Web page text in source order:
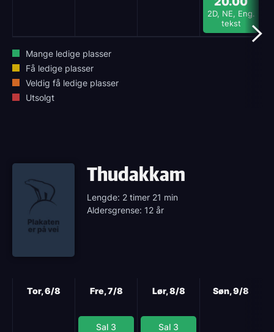
2D, NE, Eng.
tekst
Mange ledige plasser
Få ledige plasser
Veldig få ledige plasser
Utsolgt
Thudakkam
Lengde: 2 timer 21 min
Aldersgrense: 12 år
Tor, 6/8 Fre, 7/8
Sal 3
Lør, 8/8
Sal 3
Søn, 9/8